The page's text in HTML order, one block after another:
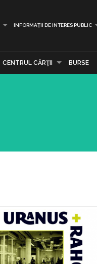
INFORMAȚII DE INTERES PUBLIC
CENTRUL CĂRŢII BURSE